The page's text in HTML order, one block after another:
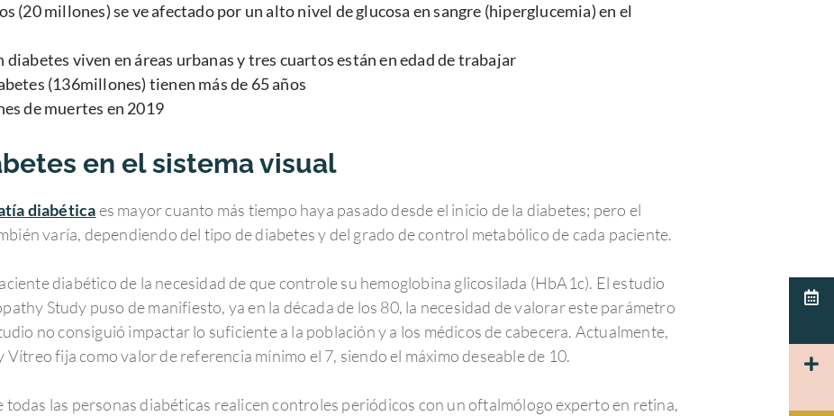
(20 millones) se ve afectado por un alto nivel de glucosa en sangre (hiperglucemia) en el
diabetes viven en áreas urbanas y tres cuartos están en edad de trabajar
(136millones) tienen más de 65 años
de muertes en 2019
en el sistema visual
diabéticaes mayor cuanto más tiempo haya pasado desde el inicio de la diabetes; pero el
varía, dependiendo del tipo de diabetes y del grado de control metabólico de cada paciente.
diabético de la necesidad de que controle su hemoglobina glicosilada (HbA1c). El estudio
Study puso de manifiesto, ya en la década de los 80, la necesidad de valorar este parámetro
no consiguió impactar lo suficiente a la población y a los médicos de cabecera. Actualmente,
Vítreo fija como valor de referencia mínimo el 7, siendo el máximo deseable de 10.
todas las personas diabéticas realicen controles periódicos con un oftalmólogo experto en retina,